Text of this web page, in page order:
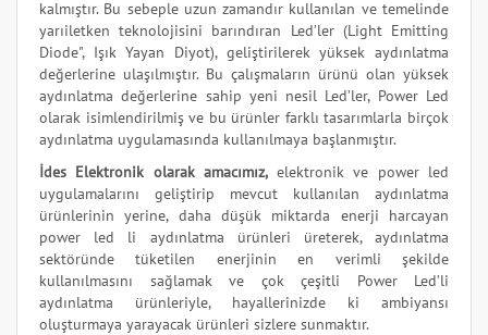
kalmıştır. Bu sebeple uzun zamandır kullanılan ve temelinde
yarıiletken teknolojisini barındıran Led’ler (Light Emitting
Diode", Işık Yayan Diyot), geliştirilerek yüksek aydınlatma
değerlerine ulaşılmıştır. Bu çalışmaların ürünü olan yüksek
aydınlatma değerlerine sahip yeni nesil Led’ler, Power Led
olarak isimlendirilmiş ve bu ürünler farklı tasarımlarla birçok
aydınlatma uygulamasında kullanılmaya başlanmıştır.
İdes Elektronik olarak amacımız, elektronik ve power led
uygulamalarını geliştirip mevcut kullanılan aydınlatma
ürünlerinin yerine, daha düşük miktarda enerji harcayan
power led li aydınlatma ürünleri üreterek, aydınlatma
sektöründe tüketilen enerjinin en verimli şekilde
kullanılmasını sağlamak ve çok çeşitli Power Led’li
aydınlatma ürünleriyle, hayallerinizde ki ambiyansı
oluşturmaya yarayacak ürünleri sizlere sunmaktır.